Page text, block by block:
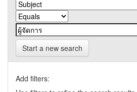
Start a new search
Add filters: